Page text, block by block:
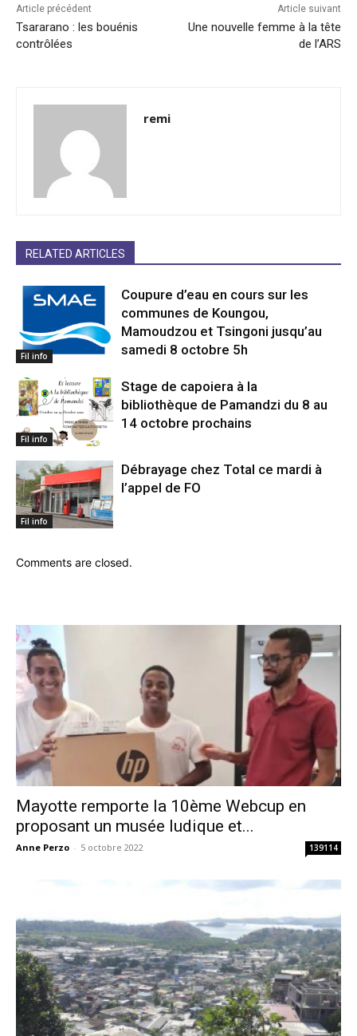
Article précédent
Tsararano : les bouénis
contrôlées
Article suivant
Une nouvelle femme à la tête
de l’ARS
remi
RELATED ARTICLES
Fil info
Coupure d’eau en cours sur les
communes de Koungou,
Mamoudzou et Tsingoni jusqu’au
samedi 8 octobre 5h
Fil info
Stage de capoiera à la
bibliothèque de Pamandzi du 8 au
14 octobre prochains
Fil info
Débrayage chez Total ce mardi à
l’appel de FO
Comments are closed.
Mayotte remporte la 10ème Webcup en
proposant un musée ludique et...
Anne Perzo - 5 octobre 2022 139114